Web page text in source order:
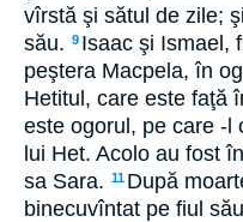
vîrstă şi sătul de zile;
său. 9 Isaac şi Ismael,
peştera Macpela, în
Hetitul, care este faţă
este ogorul, pe care -l
lui Het. Acolo au fost
sa Sara. 11 După
binecuvîntat pe fiul